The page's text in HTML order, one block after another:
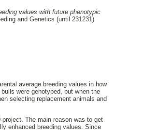
values with future phenotypic
and Genetics (until 231231)
average breeding values in how
were genotyped, but when the
selecting replacement animals and
The main reason was to get
enhanced breeding values. Since